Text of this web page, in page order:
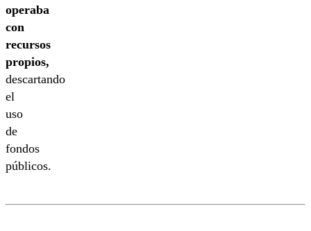
operaba
con
recursos
propios,
descartando
el
uso
de
fondos
públicos.